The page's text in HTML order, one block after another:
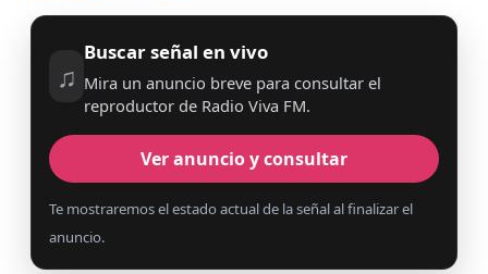
♫
Buscar señal en vivo
Mira un anuncio breve para consultar el
reproductor de Radio Viva FM.
Ver anuncio y consultar
Te mostraremos el estado actual de la señal al finalizar el
anuncio.